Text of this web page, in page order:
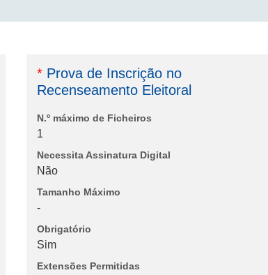
*Prova de Inscrição no
Recenseamento Eleitoral
N.º máximo de Ficheiros
1
Necessita Assinatura Digital
Não
Tamanho Máximo
-
Obrigatório
Sim
Extensões Permitidas